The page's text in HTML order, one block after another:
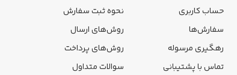
حساب کاربری
سفارش‌ها
رهگیری مرسوله
تماس با پشتیبانی
نحوه ثبت سفارش
روش‌های ارسال
روش‌های پرداخت
سوالات متداول